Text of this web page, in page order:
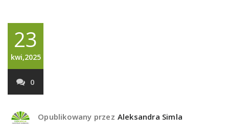
23
kwi,2025
0
Opublikowany przez Aleksandra Simla